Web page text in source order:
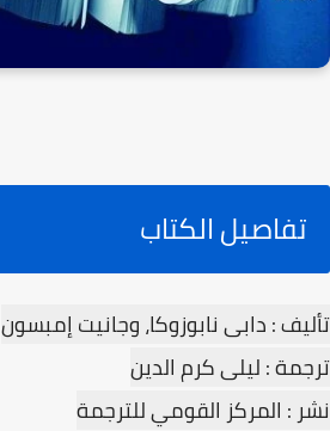
تفاصيل الكتاب
تأليف : دابى نابوزوكا، وجانيت إمبسون
ترجمة : ليلى كرم الدين
نشر : المركز القومي للترجمة